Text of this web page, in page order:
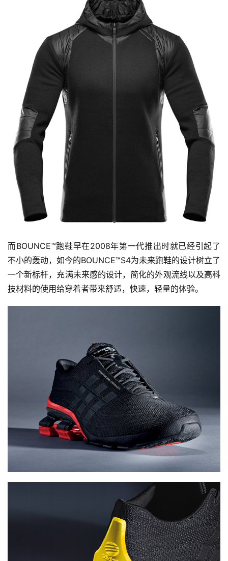
察
装
备
频
用
户
而BOUNCE™跑鞋早在2008年第一代推出时就已经引起了
不小的轰动，如今的BOUNCE™S4为未来跑鞋的设计树立了
一个新标杆，充满未来感的设计，简化的外观流线以及高科
技材料的使用给穿着者带来舒适，快速，轻量的体验。